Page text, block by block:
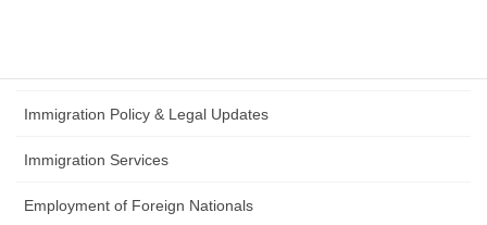
Immigration Policy & Legal Updates
Immigration Services
Employment of Foreign Nationals